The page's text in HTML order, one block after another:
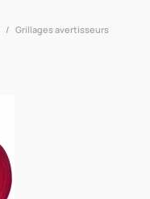
Grillages avertisseurs